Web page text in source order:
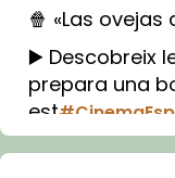
🍿 «Las
▶️ Descobreix
prepara una
est
Imatge: